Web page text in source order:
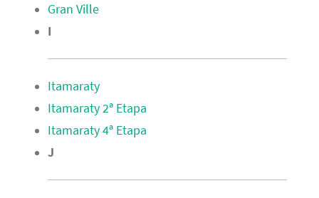
Gran Ville
I
Itamaraty
Itamaraty 2ª Etapa
Itamaraty 4ª Etapa
J